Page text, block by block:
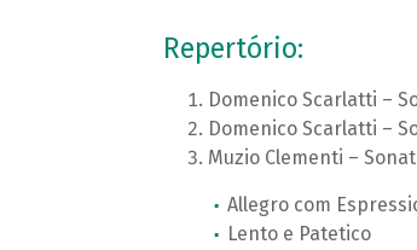
Repertório:
Domenico Scarlatti –
Domenico Scarlatti –
Muzio Clementi –
Allegro com
Lento e Patetico